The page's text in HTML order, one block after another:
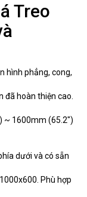
Treo
hình phẳng, cong,
đã hoàn thiện cao.
~ 1600mm (65.2")
dưới và có sẵn
Phù hợp